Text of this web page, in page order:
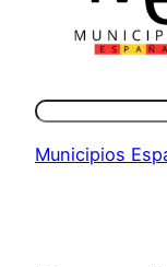
Buscar
Municipios